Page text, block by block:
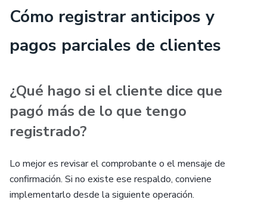
Cómo registrar anticipos y
pagos parciales de clientes
¿Qué hago si el cliente dice que
pagó más de lo que tengo
registrado?
Lo mejor es revisar el comprobante o el mensaje de
confirmación. Si no existe ese respaldo, conviene
implementarlo desde la siguiente operación.